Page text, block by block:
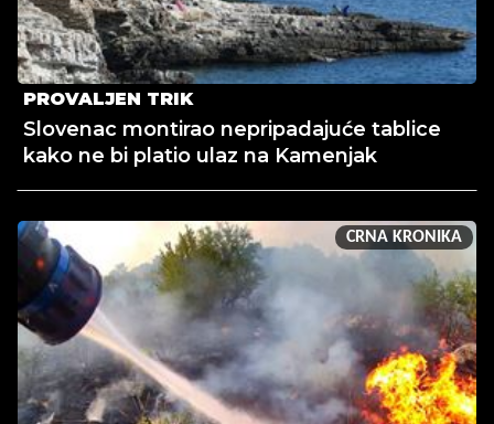
PROVALJEN TRIK
Slovenac montirao nepripadajuće tablice
kako ne bi platio ulaz na Kamenjak
CRNA KRONIKA